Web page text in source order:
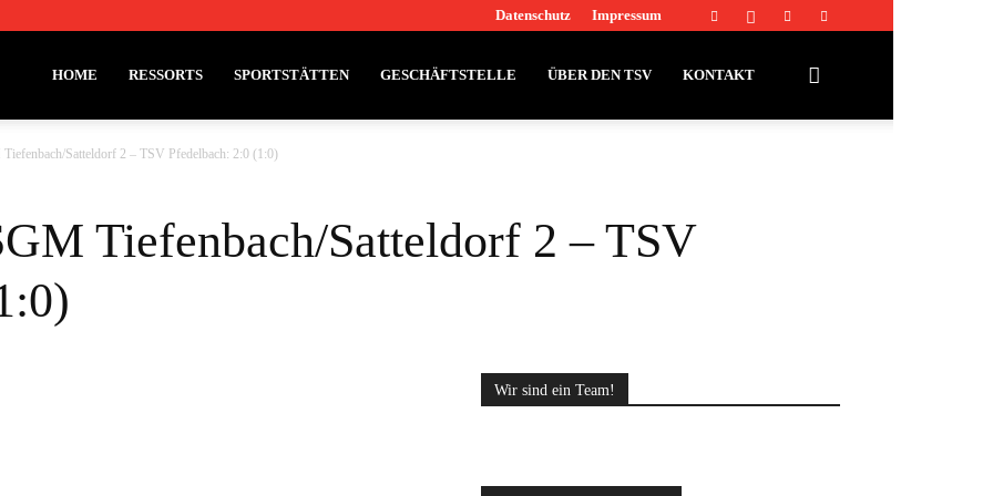
Datenschutz Impressum
HOME RESSORTS SPORTSTÄTTEN GESCHÄFTSTELLE ÜBER DEN TSV KONTAKT
Tiefenbach/Satteldorf 2 – TSV Pfedelbach: 2:0 (1:0)
Tiefenbach/Satteldorf 2 – TSV
Wir sind ein Team!